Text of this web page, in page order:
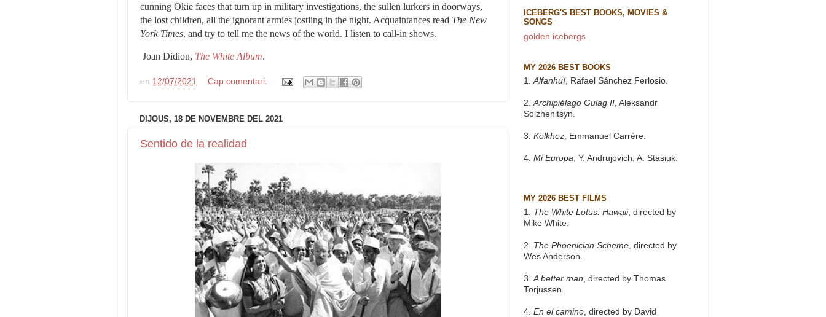
cunning Okie faces that turn up in military investigations, the sullen lurkers in doorways,
the lost children, all the ignorant armies jostling in the night. Acquaintances read The New
York Times, and try to tell me the news of the world. I listen to call-in shows.
Joan Didion, The White Album.
en 12/07/2021 Cap comentari:
DIJOUS, 18 DE NOVEMBRE DEL 2021
Sentido de la realidad
ICEBERG'S BEST BOOKS, MOVIES &
SONGS
golden icebergs
MY 2026 BEST BOOKS
1.Alfanhuí, Rafael Sánchez Ferlosio.
2.Archipiélago Gulag II, Aleksandr
Solzhenitsyn.
3. Kolkhoz, Emmanuel Carrère.
4. Mi Europa, Y. Andrujovich, A. Stasiuk.
MY 2026 BEST FILMS
1. The White Lotus. Hawaii, directed by
Mike White.
2. The Phoenician Scheme , directed by
Wes Anderson.
3. A better man , directed by Thomas
Torjussen.
4. En el camino , directed by David